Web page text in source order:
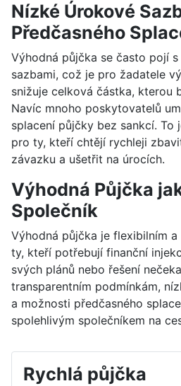
Nízké Úrokové
Předčasného
Výhodná půjčka se často pojí
sazbami, což je pro žadatele
snižuje celková částka, kterou
Navíc mnoho poskytovatelů
splacení půjčky bez sankcí. To
pro ty, kteří chtějí rychleji
závazku a ušetřit na úrocích.
Výhodná Půjčka
Společník
Výhodná půjčka je flexibilním
ty, kteří potřebují finanční
svých plánů nebo řešení
transparentním podmínkám,
a možnosti předčasného
spolehlivým společníkem na
Rychlá půjčka